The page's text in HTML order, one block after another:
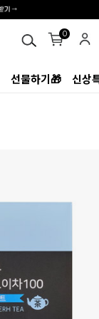
0
선물하기🎁 신상